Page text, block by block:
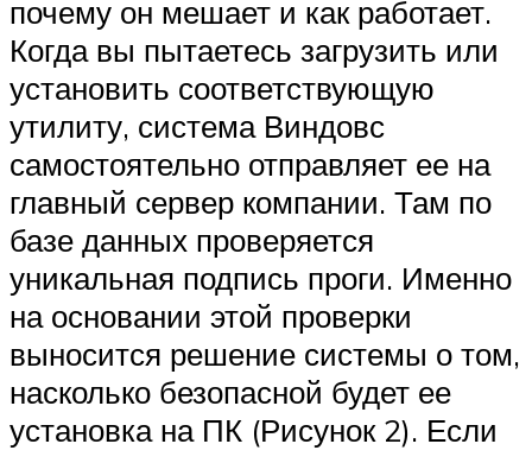
почему он мешает и как работает.
Когда вы пытаетесь загрузить или
установить соответствующую
утилиту, система Виндовс
самостоятельно отправляет ее на
главный сервер компании. Там по
базе данных проверяется
уникальная подпись проги. Именно
на основании этой проверки
выносится решение системы о том,
насколько безопасной будет ее
установка на ПК (Рисунок 2). Если